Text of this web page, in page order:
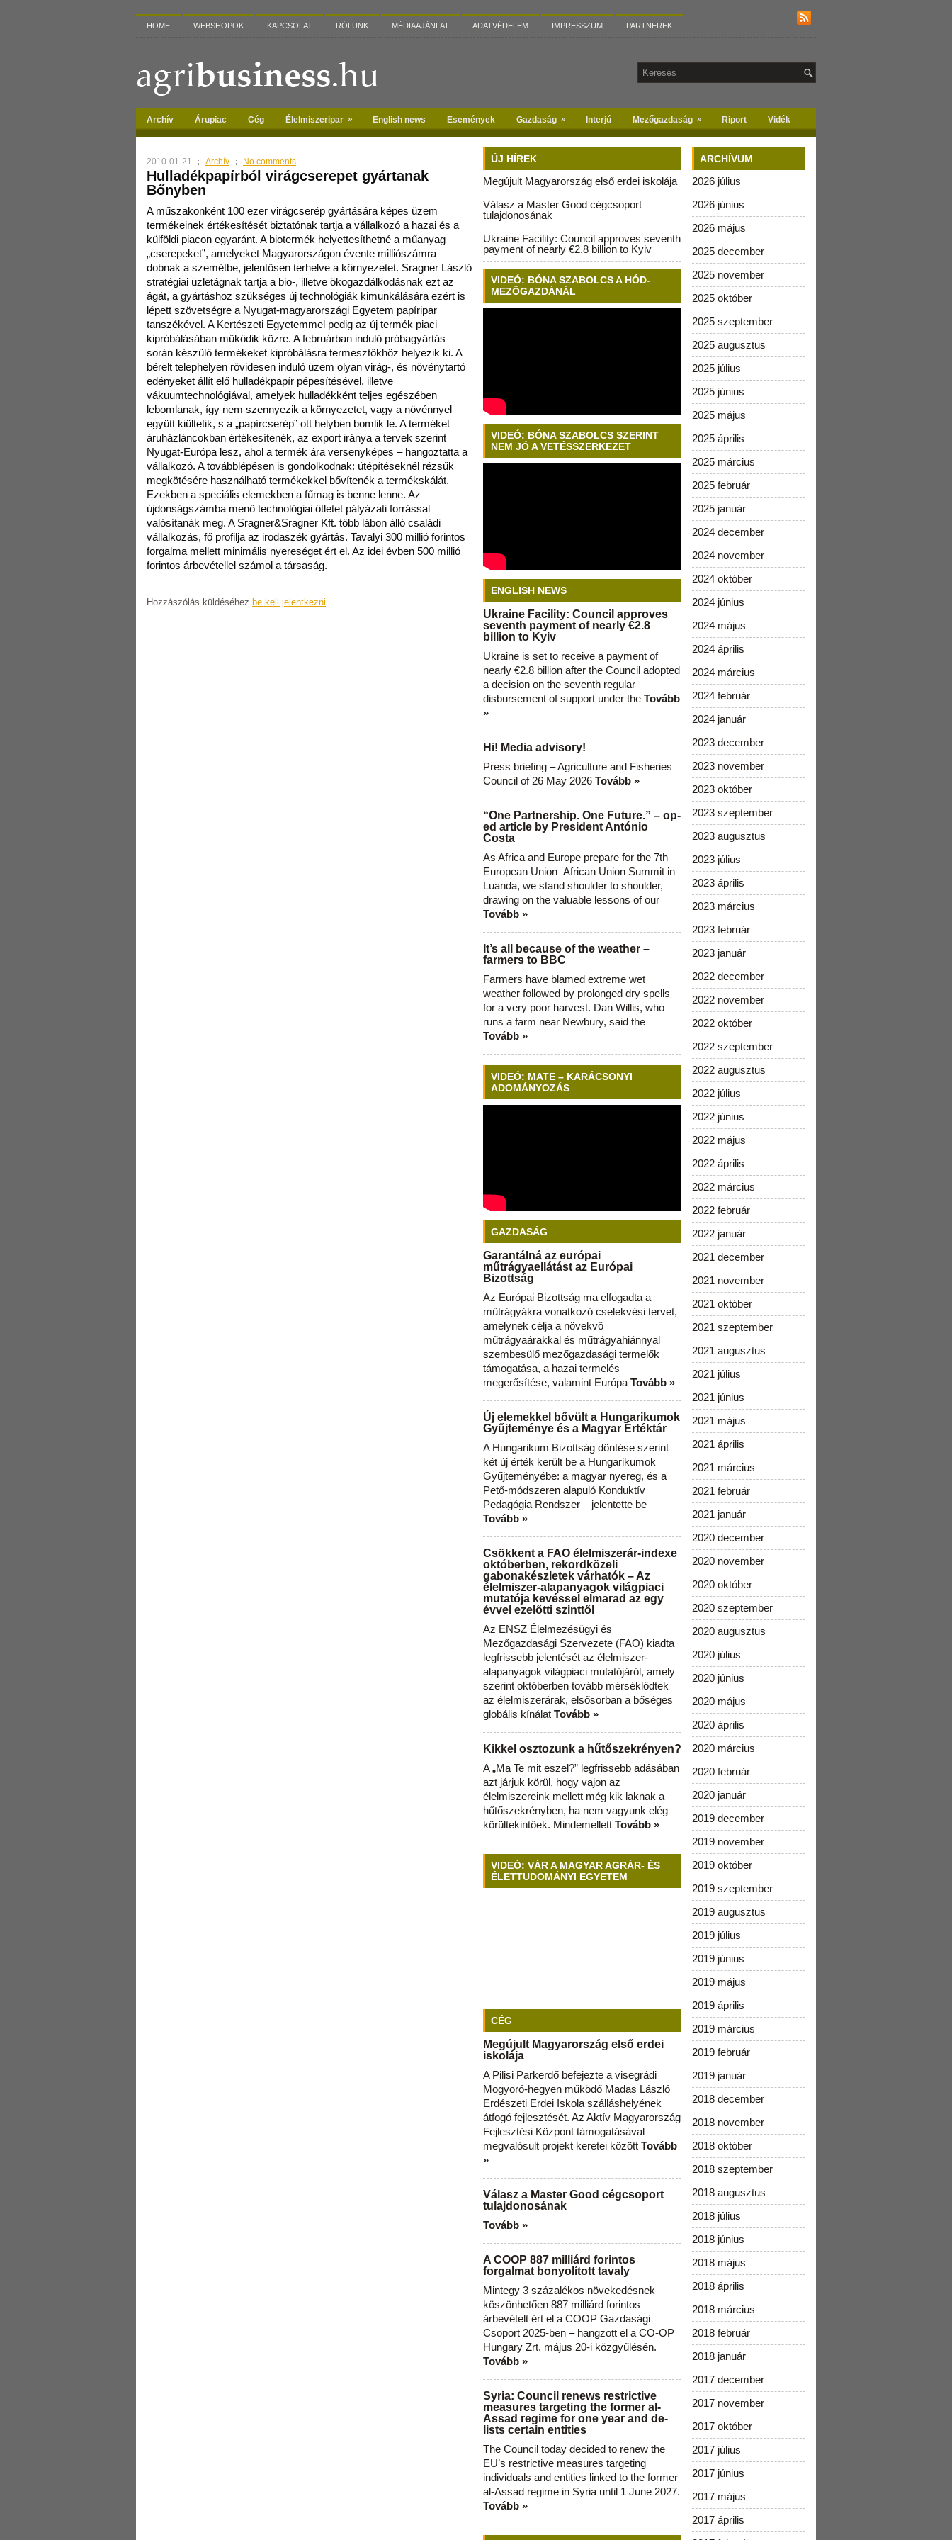
HOME WEBSHOPOK KAPCSOLAT RÓLUNK MÉDIAAJÁNLAT ADATVÉDELEM IMPRESSZUM PARTNEREK
Archív Árupiac Cég Élelmiszeripar » English news Események Gazdaság » Interjú Mezőgazdaság » Riport Vidék
2010-01-21 Archív No comments
Hulladékpapírból virágcserepet gyártanak
Bőnyben
A műszakonként 100 ezer virágcserép gyártására képes üzem
termékeinek értékesítését biztatónak tartja a vállalkozó a hazai és a
külföldi piacon egyaránt. A biotermék helyettesíthetné a műanyag
„cserepeket”, amelyeket Magyarországon évente milliószámra
dobnak a szemétbe, jelentősen terhelve a környezetet. Sragner László
stratégiai üzletágnak tartja a bio-, illetve ökogazdálkodásnak ezt az
ágát, a gyártáshoz szükséges új technológiák kimunkálására ezért is
lépett szövetségre a Nyugat-magyarországi Egyetem papíripar
tanszékével. A Kertészeti Egyetemmel pedig az új termék piaci
kipróbálásában működik közre. A februárban induló próbagyártás
során készülő termékeket kipróbálásra termesztőkhöz helyezik ki. A
bérelt telephelyen rövidesen induló üzem olyan virág-, és növénytartó
edényeket állít elő hulladékpapír pépesítésével, illetve
vákuumtechnológiával, amelyek hulladékként teljes egészében
lebomlanak, így nem szennyezik a környezetet, vagy a növénnyel
együtt kiültetik, s a „papírcserép” ott helyben bomlik le. A terméket
áruházláncokban értékesítenék, az export iránya a tervek szerint
Nyugat-Európa lesz, ahol a termék ára versenyképes – hangoztatta a
vállalkozó. A továbblépésen is gondolkodnak: útépítéseknél rézsűk
megkötésére használható termékekkel bővítenék a termékskálát.
Ezekben a speciális elemekben a fűmag is benne lenne. Az
újdonságszámba menő technológiai ötletet pályázati forrással
valósítanák meg. A Sragner&Sragner Kft. több lábon álló családi
vállalkozás, fő profilja az irodaszék gyártás. Tavalyi 300 millió forintos
forgalma mellett minimális nyereséget ért el. Az idei évben 500 millió
forintos árbevétellel számol a társaság.
Hozzászólás küldéséhez be kell jelentkezni.
ÚJ HÍREK
Megújult Magyarország első erdei iskolája
Válasz a Master Good cégcsoport
tulajdonosának
Ukraine Facility: Council approves seventh
payment of nearly €2.8 billion to Kyiv
VIDEÓ: BÓNA SZABOLCS A HÓD-
MEZŐGAZDÁNÁL
VIDEÓ: BÓNA SZABOLCS SZERINT
NEM JÓ A VETÉSSZERKEZET
ENGLISH NEWS
Ukraine Facility: Council approves
seventh payment of nearly €2.8
billion to Kyiv
Ukraine is set to receive a payment of
nearly €2.8 billion after the Council adopted
a decision on the seventh regular
disbursement of support under the Tovább
»
Hi! Media advisory!
Press briefing – Agriculture and Fisheries
Council of 26 May 2026 Tovább »
“One Partnership. One Future.” – op-
ed article by President António
Costa
As Africa and Europe prepare for the 7th
European Union–African Union Summit in
Luanda, we stand shoulder to shoulder,
drawing on the valuable lessons of our
Tovább »
It’s all because of the weather –
farmers to BBC
Farmers have blamed extreme wet
weather followed by prolonged dry spells
for a very poor harvest. Dan Willis, who
runs a farm near Newbury, said the
Tovább »
VIDEÓ: MATE – KARÁCSONYI
ADOMÁNYOZÁS
GAZDASÁG
Garantálná az európai
műtrágyaellátást az Európai
Bizottság
Az Európai Bizottság ma elfogadta a
műtrágyákra vonatkozó cselekvési tervet,
amelynek célja a növekvő
műtrágyaárakkal és műtrágyahiánnyal
szembesülő mezőgazdasági termelők
támogatása, a hazai termelés
megerősítése, valamint Európa Tovább »
Új elemekkel bővült a Hungarikumok
Gyűjteménye és a Magyar Értéktár
A Hungarikum Bizottság döntése szerint
két új érték került be a Hungarikumok
Gyűjteményébe: a magyar nyereg, és a
Pető-módszeren alapuló Konduktív
Pedagógia Rendszer – jelentette be
Tovább »
Csökkent a FAO élelmiszerár-indexe
októberben, rekordközeli
gabonakészletek várhatók – Az
élelmiszer-alapanyagok világpiaci
mutatója kevéssel elmarad az egy
évvel ezelőtti szinttől
Az ENSZ Élelmezésügyi és
Mezőgazdasági Szervezete (FAO) kiadta
legfrissebb jelentését az élelmiszer-
alapanyagok világpiaci mutatójáról, amely
szerint októberben tovább mérséklődtek
az élelmiszerárak, elsősorban a bőséges
globális kínálat Tovább »
Kikkel osztozunk a hűtőszekrényen?
A „Ma Te mit eszel?” legfrissebb adásában
azt járjuk körül, hogy vajon az
élelmiszereink mellett még kik laknak a
hűtőszekrényben, ha nem vagyunk elég
körültekintőek. Mindemellett Tovább »
VIDEÓ: VÁR A MAGYAR AGRÁR- ÉS
ÉLETTUDOMÁNYI EGYETEM
CÉG
Megújult Magyarország első erdei
iskolája
A Pilisi Parkerdő befejezte a visegrádi
Mogyoró-hegyen működő Madas László
Erdészeti Erdei Iskola szálláshelyének
átfogó fejlesztését. Az Aktív Magyarország
Fejlesztési Központ támogatásával
megvalósult projekt keretei között Tovább
»
Válasz a Master Good cégcsoport
tulajdonosának
Tovább »
A COOP 887 milliárd forintos
forgalmat bonyolított tavaly
Mintegy 3 százalékos növekedésnek
köszönhetően 887 milliárd forintos
árbevételt ért el a COOP Gazdasági
Csoport 2025-ben – hangzott el a CO-OP
Hungary Zrt. május 20-i közgyűlésén.
Tovább »
Syria: Council renews restrictive
measures targeting the former al-
Assad regime for one year and de-
lists certain entities
The Council today decided to renew the
EU’s restrictive measures targeting
individuals and entities linked to the former
al-Assad regime in Syria until 1 June 2027.
Tovább »
ARCHÍVUM
2026 július
2026 június
2026 május
2025 december
2025 november
2025 október
2025 szeptember
2025 augusztus
2025 július
2025 június
2025 május
2025 április
2025 március
2025 február
2025 január
2024 december
2024 november
2024 október
2024 június
2024 május
2024 április
2024 március
2024 február
2024 január
2023 december
2023 november
2023 október
2023 szeptember
2023 augusztus
2023 július
2023 április
2023 március
2023 február
2023 január
2022 december
2022 november
2022 október
2022 szeptember
2022 augusztus
2022 július
2022 június
2022 május
2022 április
2022 március
2022 február
2022 január
2021 december
2021 november
2021 október
2021 szeptember
2021 augusztus
2021 július
2021 június
2021 május
2021 április
2021 március
2021 február
2021 január
2020 december
2020 november
2020 október
2020 szeptember
2020 augusztus
2020 július
2020 június
2020 május
2020 április
2020 március
2020 február
2020 január
2019 december
2019 november
2019 október
2019 szeptember
2019 augusztus
2019 július
2019 június
2019 május
2019 április
2019 március
2019 február
2019 január
2018 december
2018 november
2018 október
2018 szeptember
2018 augusztus
2018 július
2018 június
2018 május
2018 április
2018 március
2018 február
2018 január
2017 december
2017 november
2017 október
2017 július
2017 június
2017 május
2017 április